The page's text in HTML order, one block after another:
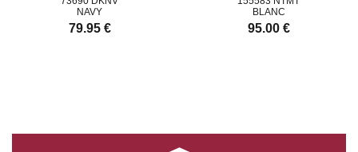
NAVY
79.95 €
BLANC
95.00 €